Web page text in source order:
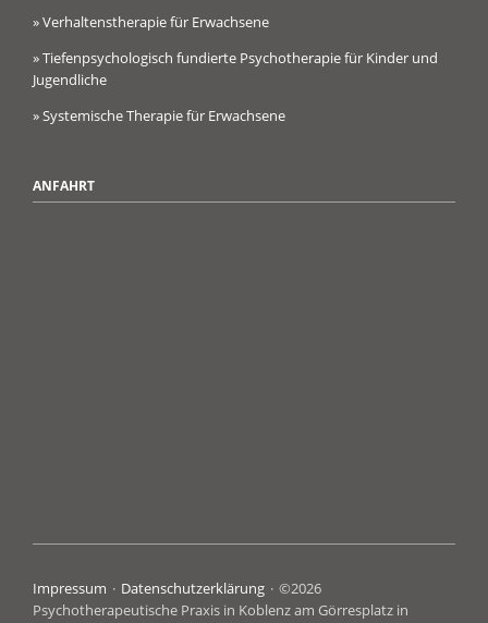
» Verhaltenstherapie für Erwachsene
» Tiefenpsychologisch fundierte Psychotherapie für Kinder und
Jugendliche
» Systemische Therapie für Erwachsene
ANFAHRT
Navigation
überspringen
Impressum Datenschutzerklärung
©2026
Psychotherapeutische Praxis in Koblenz am Görresplatz in